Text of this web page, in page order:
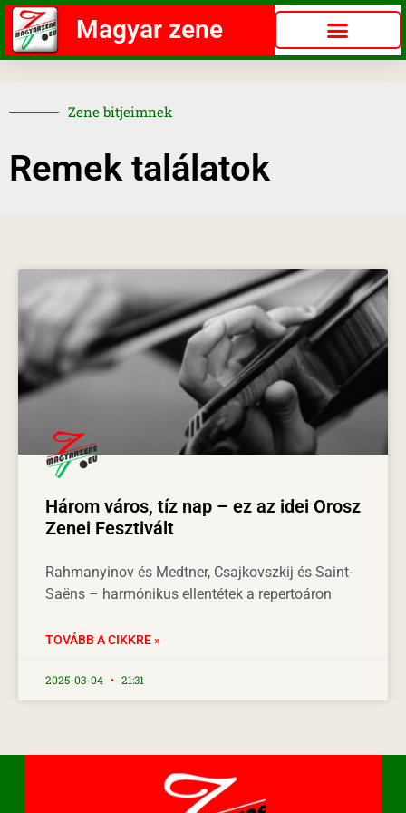
Magyar zene
Zene bitjeimnek
Remek találatok
Három város, tíz nap – ez az idei Orosz
Zenei Fesztivált
Rahmanyinov és Medtner, Csajkovszkij és Saint-
Saëns – harmónikus ellentétek a repertoáron
TOVÁBB A CIKKRE »
2025-03-04 21:31